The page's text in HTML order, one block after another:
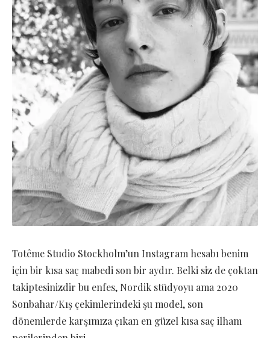
Totême Studio Stockholm’un Instagram hesabı benim
için bir kısa saç mabedi son bir aydır. Belki siz de çoktan
takiptesinizdir bu enfes, Nordik stüdyoyu ama 2020
Sonbahar/Kış çekimlerindeki şu model, son
dönemlerde karşımıza çıkan en güzel kısa saç ilham